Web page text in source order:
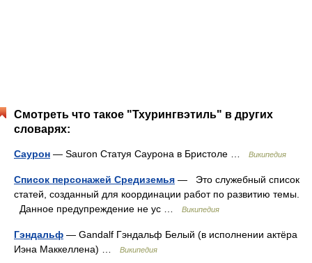
Смотреть что такое "Тхурингвэтиль" в других
словарях:
Саурон — Sauron Статуя Саурона в Бристоле … Википедия
Список персонажей Средиземья — Это служебный список
статей, созданный для координации работ по развитию темы.
Данное предупреждение не ус …
Википедия
Гэндальф — Gandalf Гэндальф Белый (в исполнении актёра
Иэна Маккеллена) …
Википедия